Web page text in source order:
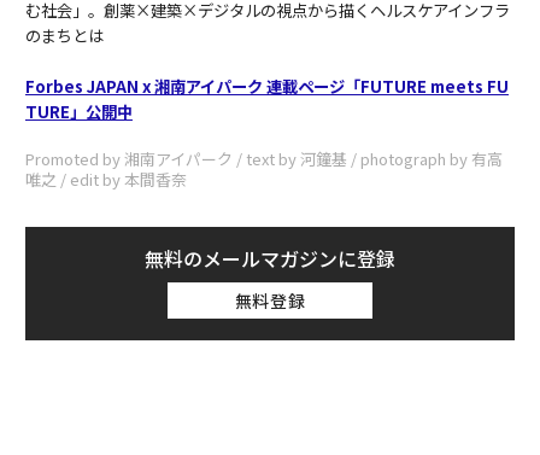
む社会」。創薬×建築×デジタルの視点から描くヘルスケアインフラ
のまちとは
Forbes JAPAN x 湘南アイパーク 連載ページ「FUTURE meets FU
TURE」公開中
Promoted by 湘南アイパーク / text by 河鐘基 / photograph by 有高
唯之 / edit by 本間香奈
無料のメールマガジンに登録
無料登録